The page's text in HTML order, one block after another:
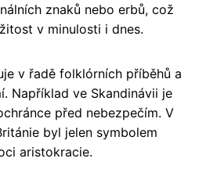
znaků nebo erbů, což
v minulosti i dnes.
v řadě folklórních příběhů a
Například ve Skandinávii je
před nebezpečím. V
byl jelen symbolem
aristokracie.